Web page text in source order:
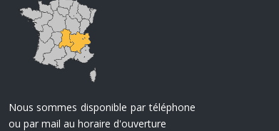
Nous sommes disponible par téléphone
ou par mail au horaire d'ouverture